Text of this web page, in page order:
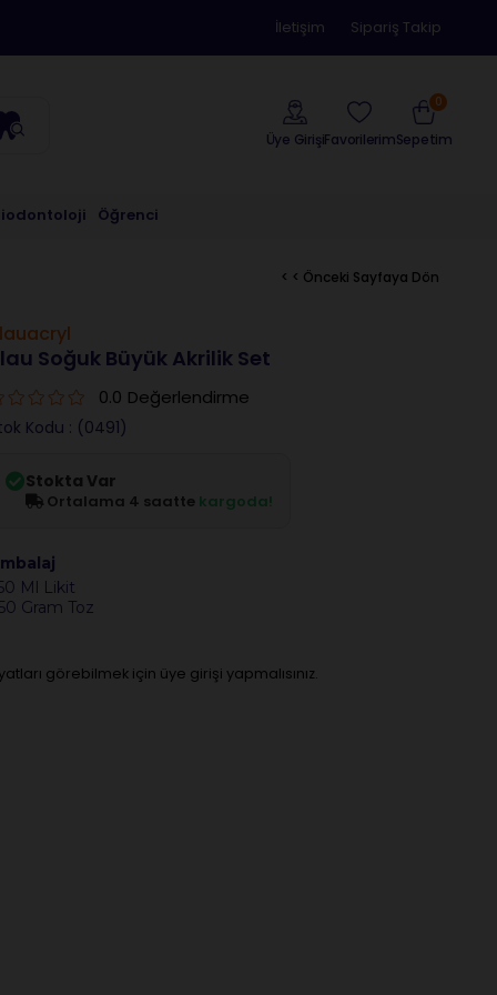
İletişim Sipariş Takip
Üye GirişiFavorilerimSepetim
0
Öğrenci
< < Önceki Sayfaya Dön
Soğuk Büyük Akrilik Set
0.0 Değerlendirme
Kodu (0491)
Stokta Var
Ortalama 4 saatte kargoda!
Ml Likit
Gram Toz
görebilmek için üye girişi yapmalısınız.